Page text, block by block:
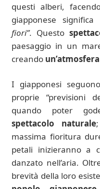
questi alberi,
giapponese significa
fiori”. Questo
paesaggio in un
creando
I giapponesi
proprie “previsioni
quando poter
spettacolo naturale
massima fioritura
petali inizieranno a
danzato nell’aria.
brevità della loro